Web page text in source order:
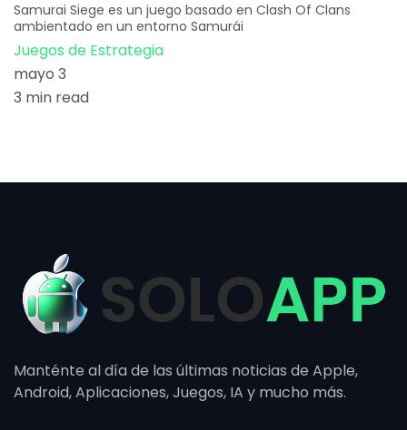
Samurai Siege es un juego basado en Clash Of Clans
ambientado en un entorno Samurái
Juegos de Estrategia
mayo 3
3 min read
Manténte al día de las últimas noticias de Apple,
Android, Aplicaciones, Juegos, IA y mucho más.